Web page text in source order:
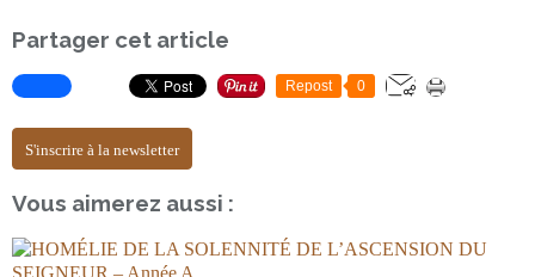
Partager cet article
Repost 0
S'inscrire à la newsletter
Vous aimerez aussi :